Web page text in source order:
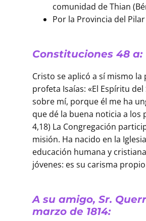
comunidad de Thian
Por la Provincia del
Constituciones 48 a:
Cristo se aplicó a sí mismo la
profeta Isaías: «El Espíritu
sobre mí, porque él me ha
que dé la buena noticia a los
4,18) La Congregación
misión. Ha nacido en la
educación humana y
jóvenes: es su carisma
A su amigo, Sr.
marzo de 1814: